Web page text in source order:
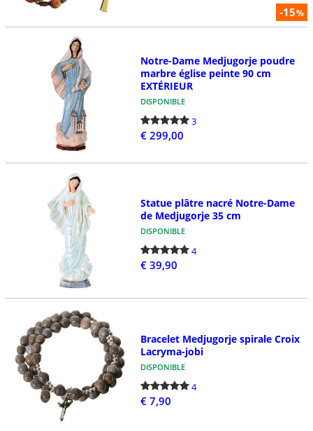
-15%
Notre-Dame Medjugorje poudre
marbre église peinte 90 cm
EXTÉRIEUR
DISPONIBLE
3
€ 299,00
Statue plâtre nacré Notre-Dame
de Medjugorje 35 cm
DISPONIBLE
4
€ 39,90
Bracelet Medjugorje spirale Croix
Lacryma-jobi
DISPONIBLE
4
€ 7,90